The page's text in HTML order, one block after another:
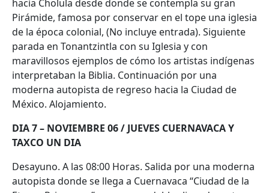
hacia Cholula desde donde se contempla su gran
Pirámide, famosa por conservar en el tope una iglesia
de la época colonial, (No incluye entrada). Siguiente
parada en Tonantzintla con su Iglesia y con
maravillosos ejemplos de cómo los artistas indígenas
interpretaban la Biblia. Continuación por una
moderna autopista de regreso hacia la Ciudad de
México. Alojamiento.
DIA 7 – NOVIEMBRE 06 / JUEVES CUERNAVACA Y
TAXCO UN DIA
Desayuno. A las 08:00 Horas. Salida por una moderna
autopista donde se llega a Cuernavaca “Ciudad de la